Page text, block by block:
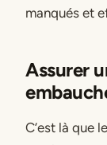
manqués et
Assurer
C’est là que